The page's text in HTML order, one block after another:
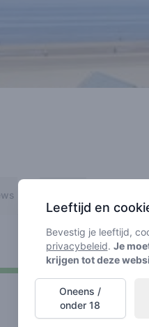
Leeftijd en
Bevestig je leeftijd,
privacybeleid. Je
krijgen tot deze
Oneens /
onder 18